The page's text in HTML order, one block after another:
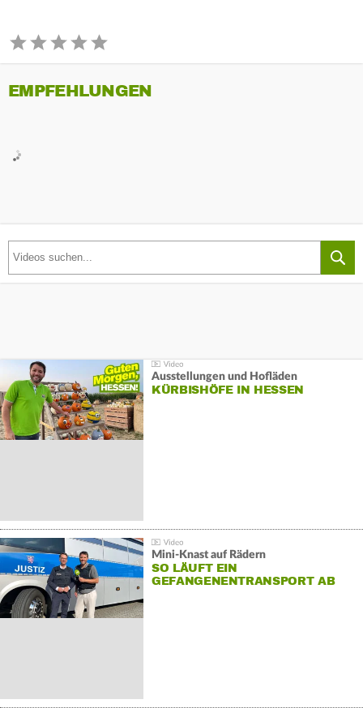
EMPFEHLUNGEN
Ausstellungen und Hofläden
KÜRBISHÖFE IN HESSEN
Mini-Knast auf Rädern
SO LÄUFT EIN
GEFANGENENTRANSPORT AB